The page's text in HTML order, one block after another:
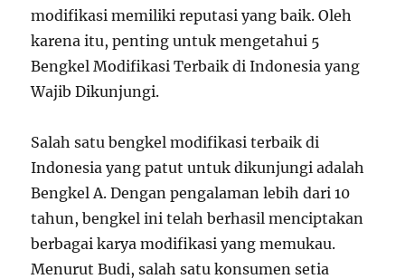
modifikasi memiliki reputasi yang baik. Oleh
karena itu, penting untuk mengetahui 5
Bengkel Modifikasi Terbaik di Indonesia yang
Wajib Dikunjungi.
Salah satu bengkel modifikasi terbaik di
Indonesia yang patut untuk dikunjungi adalah
Bengkel A. Dengan pengalaman lebih dari 10
tahun, bengkel ini telah berhasil menciptakan
berbagai karya modifikasi yang memukau.
Menurut Budi, salah satu konsumen setia